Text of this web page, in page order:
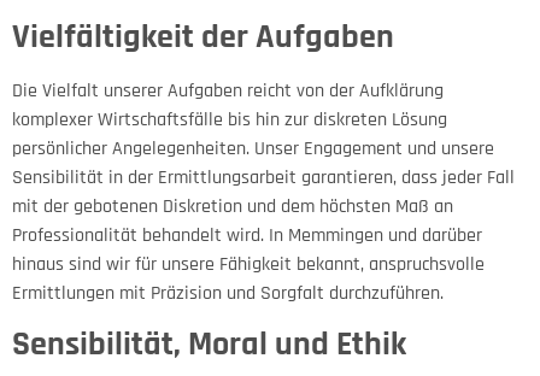
Vielfältigkeit der Aufgaben
Die Vielfalt unserer Aufgaben reicht von der Aufklärung
komplexer Wirtschaftsfälle bis hin zur diskreten Lösung
persönlicher Angelegenheiten. Unser Engagement und unsere
Sensibilität in der Ermittlungsarbeit garantieren, dass jeder Fall
mit der gebotenen Diskretion und dem höchsten Maß an
Professionalität behandelt wird. In Memmingen und darüber
hinaus sind wir für unsere Fähigkeit bekannt, anspruchsvolle
Ermittlungen mit Präzision und Sorgfalt durchzuführen.
Sensibilität, Moral und Ethik